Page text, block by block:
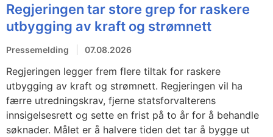
Regjeringen tar store grep for raskere
utbygging av kraft og strømnett
Pressemelding 07.08.2026
Regjeringen legger frem flere tiltak for raskere
utbygging av kraft og strømnett. Regjeringen vil ha
færre utredningskrav, fjerne statsforvalterens
innsigelsesrett og sette en frist på to år for å behandle
søknader. Målet er å halvere tiden det tar å bygge ut